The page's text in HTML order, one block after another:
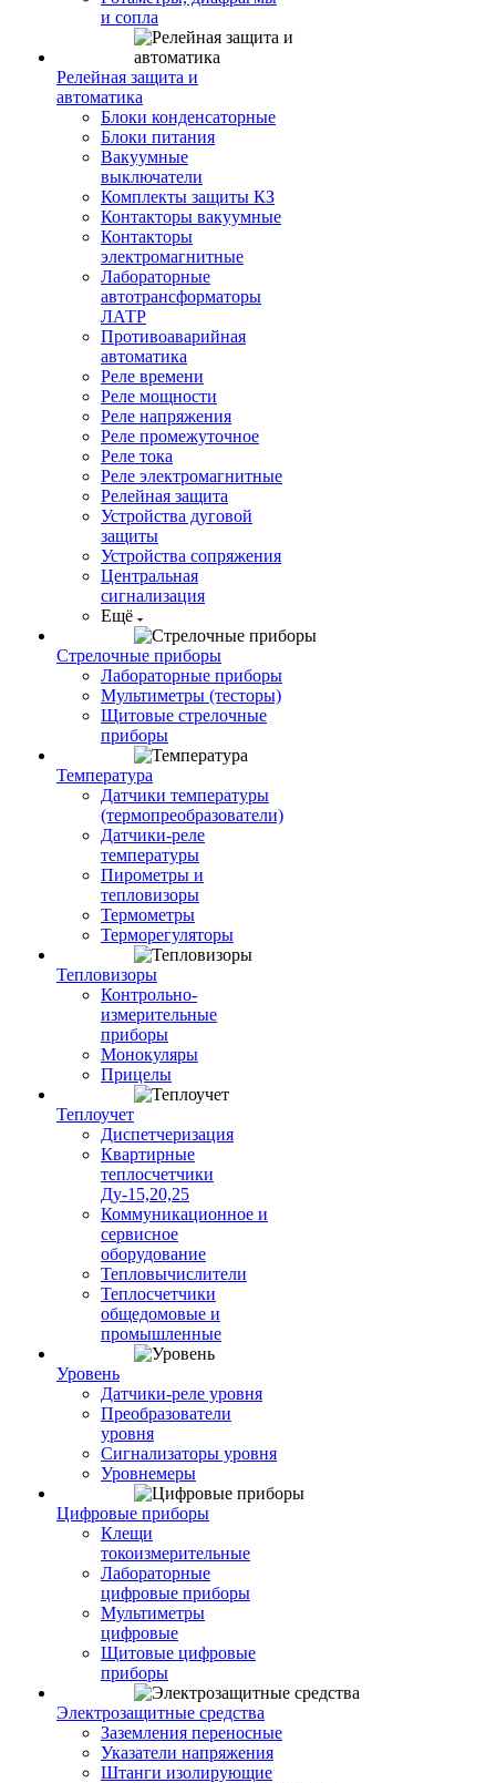
и сопла
Релейная защита и
автоматика
Блоки конденсаторные
Блоки питания
Вакуумные
выключатели
Комплекты защиты КЗ
Контакторы вакуумные
Контакторы
электромагнитные
Лабораторные
автотрансформаторы
ЛАТР
Противоаварийная
автоматика
Реле времени
Реле мощности
Реле напряжения
Реле промежуточное
Реле тока
Реле электромагнитные
Релейная защита
Устройства дуговой
защиты
Устройства сопряжения
Центральная
сигнализация
Ещё
Стрелочные приборы
Лабораторные приборы
Мультиметры (тесторы)
Щитовые стрелочные
приборы
Температура
Датчики температуры
(термопреобразователи)
Датчики-реле
температуры
Пирометры и
тепловизоры
Термометры
Терморегуляторы
Тепловизоры
Контрольно-
измерительные
приборы
Монокуляры
Прицелы
Теплоучет
Диспетчеризация
Квартирные
теплосчетчики
Ду-15,20,25
Коммуникационное и
сервисное
оборудование
Тепловычислители
Теплосчетчики
общедомовые и
промышленные
Уровень
Датчики-реле уровня
Преобразователи
уровня
Сигнализаторы уровня
Уровнемеры
Цифровые приборы
Клещи
токоизмерительные
Лабораторные
цифровые приборы
Мультиметры
цифровые
Щитовые цифровые
приборы
Электрозащитные средства
Заземления переносные
Указатели напряжения
Штанги изолирующие